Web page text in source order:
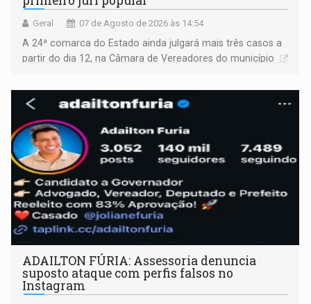
Geral 07 de Agosto de 2026 às 14:54
A 24ª comarca do Estado ainda julgará mais três casos a
partir do dia 12, na Câmara de Vereadores do município
ADAILTON FÚRIA: Assessoria denuncia
suposto ataque com perfis falsos no
Instagram